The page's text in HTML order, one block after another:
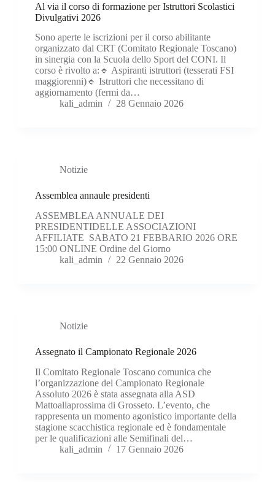
Al via il corso di formazione per Istruttori Scolastici
Divulgativi 2026
Sono aperte le iscrizioni per il corso abilitante
organizzato dal CRT (Comitato Regionale Toscano)
in sinergia con la Scuola dello Sport del CONI. Il
corso è rivolto a:🔹 Aspiranti istruttori (tesserati FSI
maggiorenni)🔹 Istruttori che necessitano di
aggiornamento (fermi da…
kali_admin
28 Gennaio 2026
Notizie
Assemblea annaule presidenti
ASSEMBLEA ANNUALE DEI
PRESIDENTIDELLE ASSOCIAZIONI
AFFILIATE SABATO 21 FEBBARIO 2026 ORE
15:00 ONLINE Ordine del Giorno
kali_admin
22 Gennaio 2026
Notizie
Assegnato il Campionato Regionale 2026
Il Comitato Regionale Toscano comunica che
l’organizzazione del Campionato Regionale
Assoluto 2026 è stata assegnata alla ASD
Mattoallaprossima di Grosseto. L’evento, che
rappresenta un momento agonistico importante della
stagione scacchistica regionale ed è fondamentale
per le qualificazioni alle Semifinali del…
kali_admin
17 Gennaio 2026